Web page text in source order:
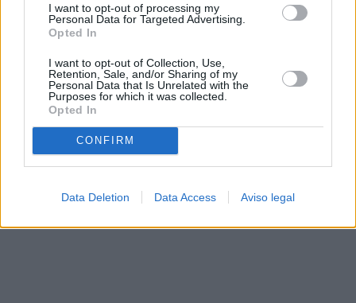
I want to opt-out of processing my
Personal Data for Targeted Advertising.
Opted In
I want to opt-out of Collection, Use,
Retention, Sale, and/or Sharing of my
Personal Data that Is Unrelated with the
Purposes for which it was collected.
Opted In
CONFIRM
Data Deletion Data Access Aviso legal